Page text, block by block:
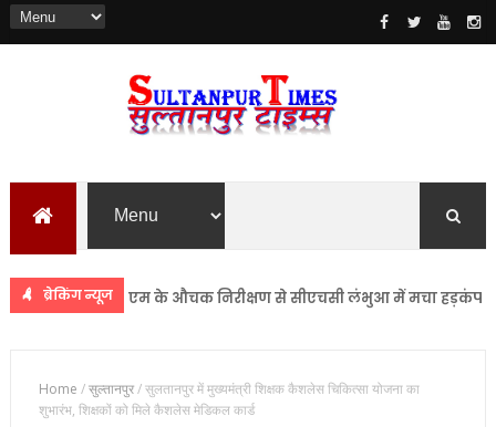
ब्रेकिंग न्यूज
सुलतानपुर डीएम के औचक निरीक्षण से सीएचसी लंभुआ में मचा हड़कंप
Home /सुल्तानपुर/सुलतानपुर में मुख्यमंत्री शिक्षक कैशलेस चिकित्सा योजना का
शुभारंभ, शिक्षकों को मिले कैशलेस मेडिकल कार्ड